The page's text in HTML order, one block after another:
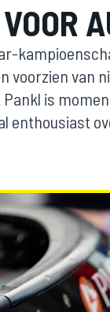
voorzien van
is
enthousiast